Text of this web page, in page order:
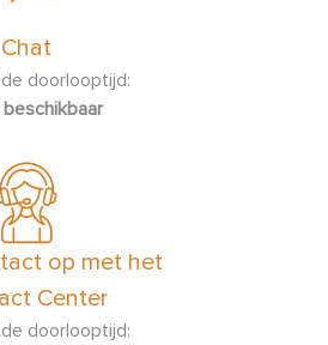
Chat
doorlooptijd:
op met het
Center
doorlooptijd: